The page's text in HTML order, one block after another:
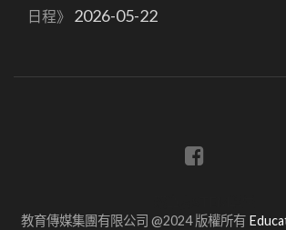
日程》
2026-05-22
教育傳媒集團有限公司 @2024 版權所有